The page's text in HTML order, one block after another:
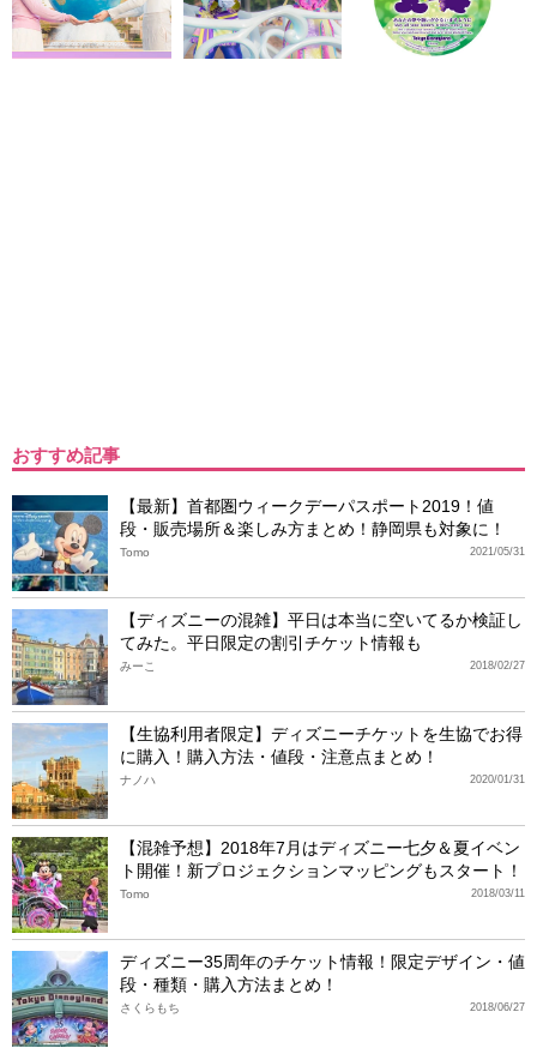
おすすめ記事
【最新】首都圏ウィークデーパスポート2019！値
段・販売場所＆楽しみ方まとめ！静岡県も対象に！
2021/05/31
Tomo
【ディズニーの混雑】平日は本当に空いてるか検証し
てみた。平日限定の割引チケット情報も
2018/02/27
みーこ
【生協利用者限定】ディズニーチケットを生協でお得
に購入！購入方法・値段・注意点まとめ！
2020/01/31
ナノハ
【混雑予想】2018年7月はディズニー七夕＆夏イベン
ト開催！新プロジェクションマッピングもスタート！
2018/03/11
Tomo
ディズニー35周年のチケット情報！限定デザイン・値
段・種類・購入方法まとめ！
2018/06/27
さくらもち